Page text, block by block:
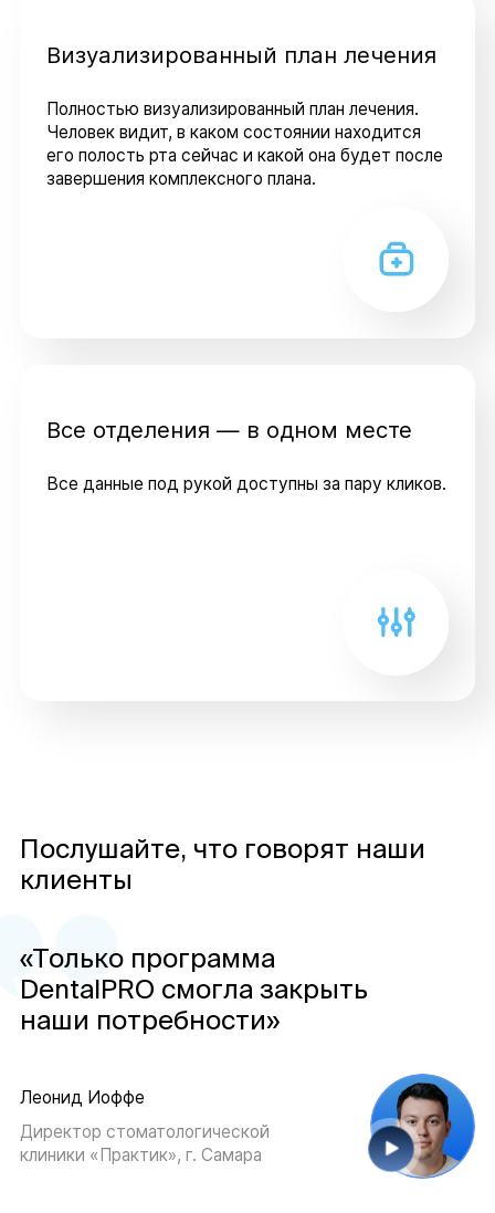
Визуализированный план лечения
Полностью визуализированный план лечения.
Человек видит, в каком состоянии находится
его полость рта сейчас и какой она будет после
завершения комплексного плана.
Все отделения — в одном месте
Все данные под рукой доступны за пару кликов.
Послушайте, что говорят наши
клиенты
«Только программа
DentalPRO смогла закрыть
наши потребности»
Леонид Иоффе
Директор стоматологической
клиники «Практик», г. Самара